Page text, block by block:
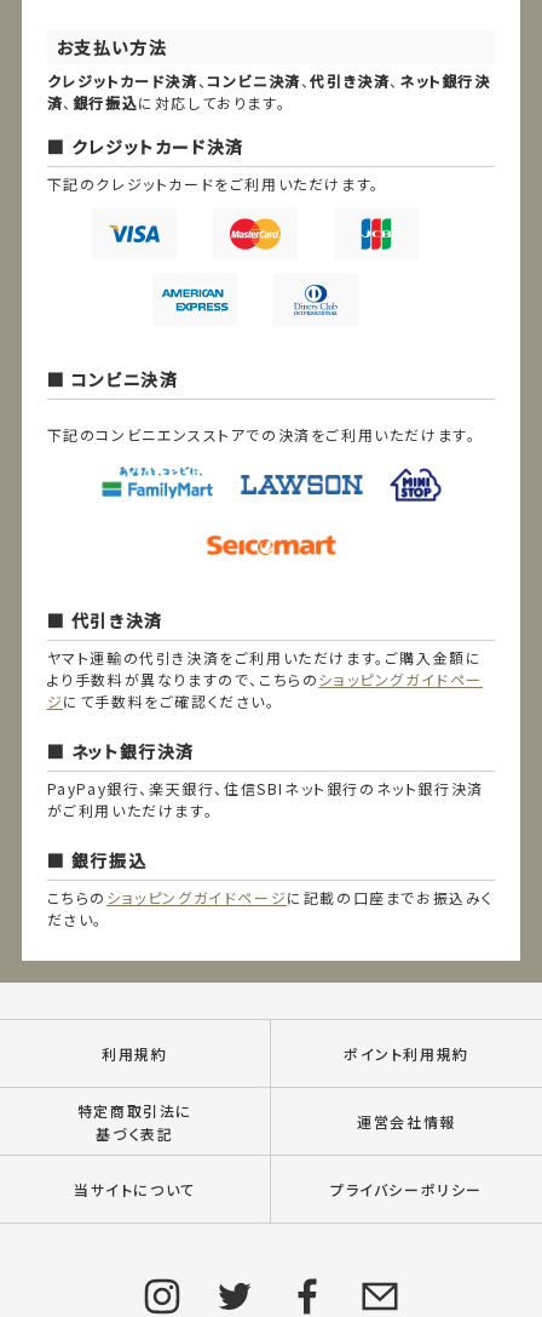
お支払い方法
クレジットカード決済、コンビニ決済、代引き決済、 ネット銀行決
済、 銀行振込に対応しております。
クレジットカード決済
下記のクレジットカードをご利用いただけます。
コンビニ決済
下記のコンビニエンスストアでの決済をご利用いただけます。
代引き決済
ヤマト運輸の代引き決済をご利用いただけます。ご購入金額に
より手数料が異なりますので、こちらのショッピングガイドペー
ジにて手数料をご確認ください。
ネット銀行決済
PayPay銀行、楽天銀行、住信SBIネット銀行のネット銀行決済
がご利用いただけます。
銀行振込
こちらの ショッピングガイドページに記載の口座までお振込みく
ださい。
利用規約 ポイント利用規約
特定商取引法に
基づく表記
運営会社情報
当サイトについて プライバシーポリシー